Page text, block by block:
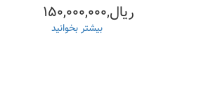
+
ریال,۱۵۰,۰۰۰,۰۰۰
بیشتر بخوانید